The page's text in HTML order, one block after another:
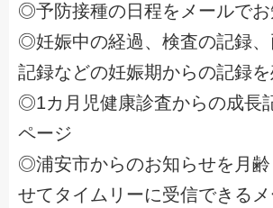
◎予防接種の日程をメールで
◎妊娠中の経過、検査の記録
記録などの妊娠期からの記録
◎1カ月児健康診査からの成長
ページ
◎浦安市からのお知らせを月
せてタイムリーに受信できる